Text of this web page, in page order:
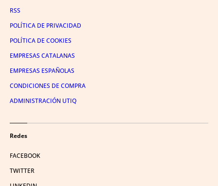
RSS
POLÍTICA DE PRIVACIDAD
POLÍTICA DE COOKIES
EMPRESAS CATALANAS
EMPRESAS ESPAÑOLAS
CONDICIONES DE COMPRA
ADMINISTRACIÓN UTIQ
Redes
FACEBOOK
TWITTER